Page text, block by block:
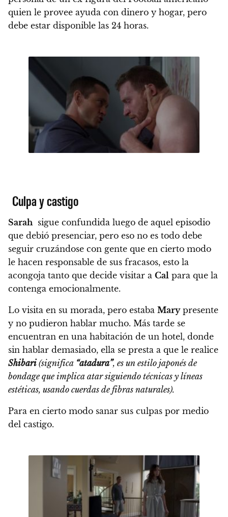
quien le provee ayuda con dinero y hogar, pero
debe estar disponible las 24 horas.
Culpa y castigo
Sarah sigue confundida luego de aquel episodio
que debió presenciar, pero eso no es todo debe
seguir cruzándose con gente que en cierto modo
le hacen responsable de sus fracasos, esto la
acongoja tanto que decide visitar a Cal para que la
contenga emocionalmente.
Lo visita en su morada, pero estaba Marypresente
y no pudieron hablar mucho. Más tarde se
encuentran en una habitación de un hotel, donde
sin hablar demasiado, ella se presta a que le realice
Shibari (significa “atadura”, es un estilo japonés de
bondage que implica atar siguiendo técnicas y líneas
estéticas, usando cuerdas de fibras naturales).
Para en cierto modo sanar sus culpas por medio
del castigo.